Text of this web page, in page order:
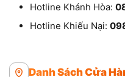
Hotline Khánh Hòa:
Hotline Khiếu Nại:
Danh Sách Cửa